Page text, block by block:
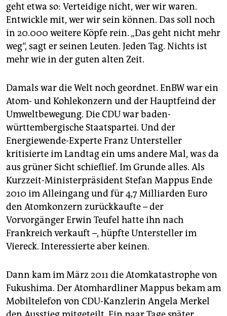
geht etwa so: Verteidige nicht, wer wir waren.
Entwickle mit, wer wir sein können. Das soll noch
in 20.000 weitere Köpfe rein. „Das geht nicht mehr
weg“, sagt er seinen Leuten. Jeden Tag. Nichts ist
mehr wie in der guten alten Zeit.
Damals war die Welt noch geordnet. EnBW war ein
Atom- und Kohlekonzern und der Hauptfeind der
Umweltbewegung. Die CDU war baden-
württembergische Staatspartei. Und der
Energiewende-Experte Franz Untersteller
kritisierte im Landtag ein ums andere Mal, was da
aus grüner Sicht schieflief. Im Grunde alles. Als
Kurzzeit-Ministerpräsident Stefan Mappus Ende
2010 im Alleingang und für 4,7 Milliarden Euro
den Atomkonzern zurückkaufte – der
Vorvorgänger Erwin Teufel hatte ihn nach
Frankreich verkauft –, hüpfte Untersteller im
Viereck. Interessierte aber keinen.
Dann kam im März 2011 die Atomkatastrophe von
Fukushima. Der Atomhardliner Mappus bekam am
Mobiltelefon von CDU-Kanzlerin Angela Merkel